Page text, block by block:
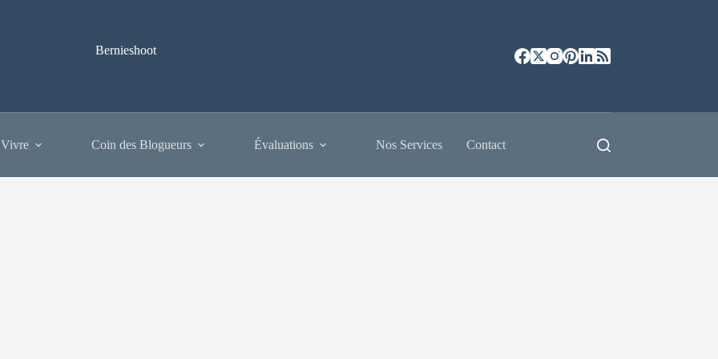
Bernieshoot
Coin des Blogueurs Évaluations Nos Services Contact